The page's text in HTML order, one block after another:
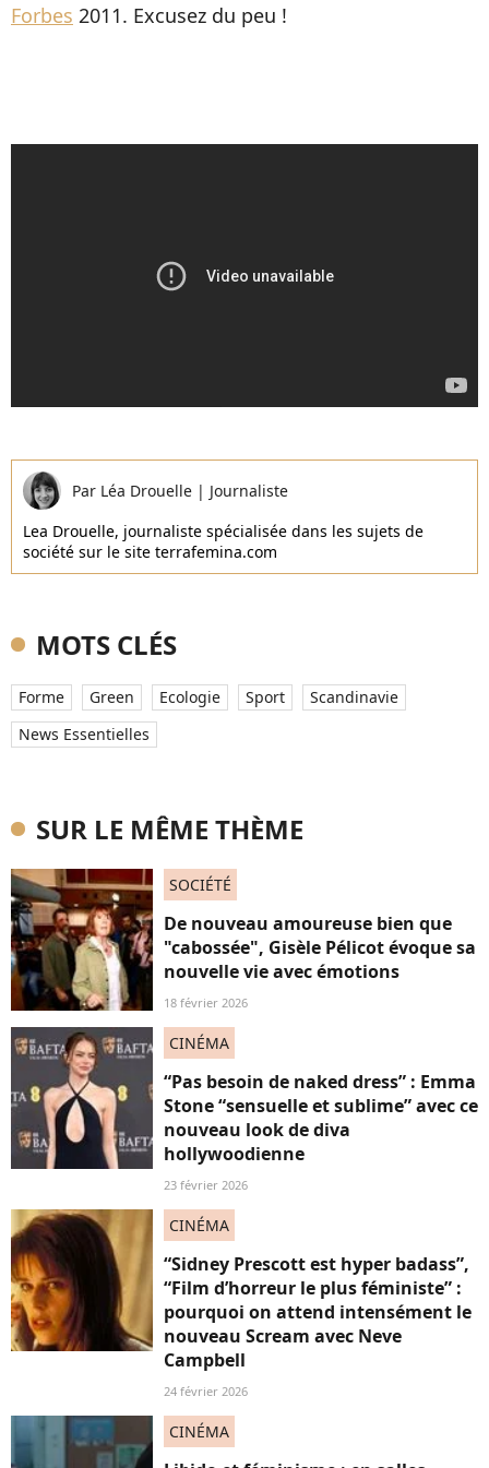
Forbes 2011. Excusez du peu !
Par Léa Drouelle | Journaliste
Lea Drouelle, journaliste spécialisée dans les sujets de
société sur le site terrafemina.com
MOTS CLÉS
Forme Green Ecologie Sport
Scandinavie
News Essentielles
SUR LE MÊME THÈME
SOCIÉTÉ
De nouveau amoureuse bien que
"cabossée", Gisèle Pélicot évoque sa
nouvelle vie avec émotions
18 février 2026
CINÉMA
“Pas besoin de naked dress” : Emma
Stone “sensuelle et sublime” avec ce
nouveau look de diva
hollywoodienne
23 février 2026
CINÉMA
“Sidney Prescott est hyper badass”,
“Film d’horreur le plus féministe” :
pourquoi on attend intensément le
nouveau Scream avec Neve
Campbell
24 février 2026
CINÉMA